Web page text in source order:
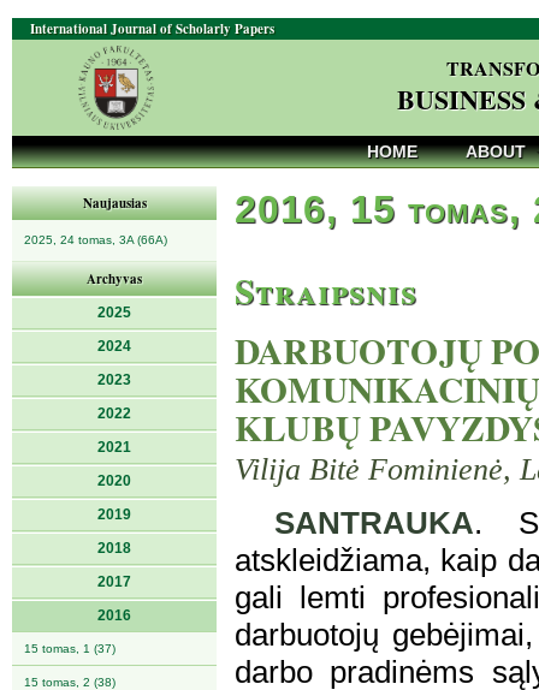
International Journal of Scholarly Papers
HOME ABOUT
Naujausias
2025, 24 tomas, 3A (66A)
Archyvas
2025
2024
2023
2022
2021
2020
2019
2018
2017
2016
15 tomas, 1 (37)
15 tomas, 2 (38)
2016, 15
Straipsnis
DARBUOTOJŲ
KLUBŲ
Vilija Bitė Fominienė,
SANTRAUKA.
atskleidžiama, kaip
gali lemti
darbuotojų
darbo pradinėms